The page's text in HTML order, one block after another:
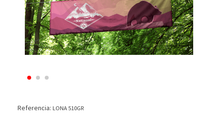
Referencia: LONA 510GR